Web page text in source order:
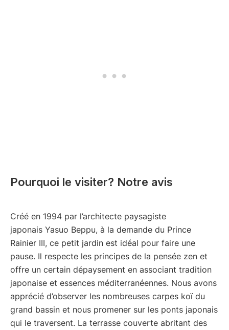
Pourquoi le visiter? Notre avis
Créé en 1994 par l’architecte paysagiste
japonais Yasuo Beppu, à la demande du Prince
Rainier III, ce petit jardin est idéal pour faire une
pause. Il respecte les principes de la pensée zen et
offre un certain dépaysement en associant tradition
japonaise et essences méditerranéennes. Nous avons
apprécié d’observer les nombreuses carpes koï du
grand bassin et nous promener sur les ponts japonais
qui le traversent. La terrasse couverte abritant des